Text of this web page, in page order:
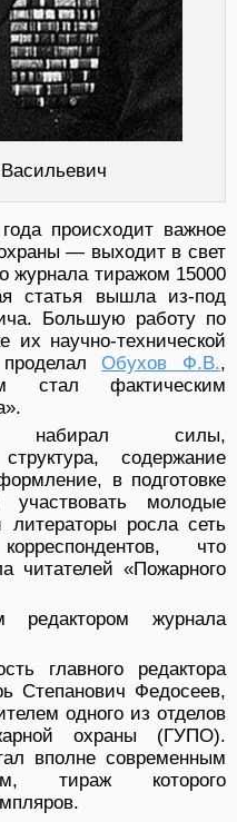
происходит важное
— выходит в свет
журнала тиражом 15000
статья вышла из-под
Большую работу по
их научно-технической
проделалОбухов Ф.В.,
стал фактическим
силы,
содержание
в подготовке
молодые
росла сеть
что
читателей «Пожарного
журнала
главного редактора
Степанович Федосеев,
одного из отделов
охраны (ГУПО).
вполне современным
тираж которого